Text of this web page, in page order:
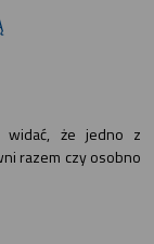
widać, że jedno z
razem czy osobno